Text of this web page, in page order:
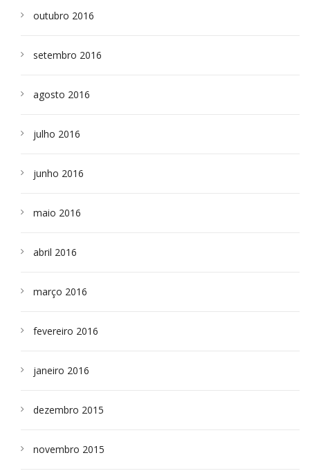
outubro 2016
setembro 2016
agosto 2016
julho 2016
junho 2016
maio 2016
abril 2016
março 2016
fevereiro 2016
janeiro 2016
dezembro 2015
novembro 2015